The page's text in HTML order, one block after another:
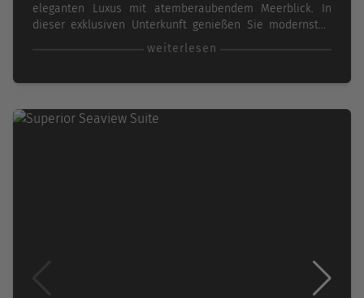
eleganten Luxus mit atemberaubendem Meerblick. In
dieser exklusiven Unterkunft genießen Sie modernsten
Komfort, darunter ein geräumiges Schlafzimmer mit
weiterlesen